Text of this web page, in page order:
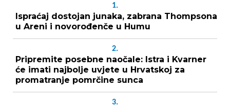
1.
Ispraćaj dostojan junaka, zabrana Thompsona
u Areni i novorođenče u Humu
2.
Pripremite posebne naočale: Istra i Kvarner
će imati najbolje uvjete u Hrvatskoj za
promatranje pomrčine sunca
3.